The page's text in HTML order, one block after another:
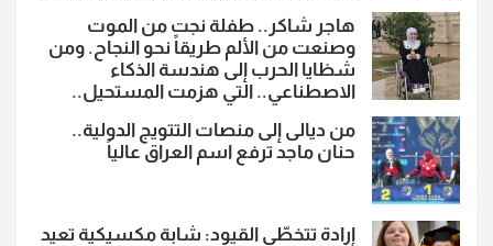
هاجر شاكر.. طفلة نجت من الموت
وصنعت من الألم طريقاً نحو النجاح. ومن
شظايا الحرب إلى هندسة الذكاء
الاصطناعي.. التي هزمت المستحيل..
من ديالى إلى منصات التتويج الدولية..
حنان ماجد ترفع اسم العراق عالياً
إرادة تتخطّى القيود: شابة مكسيكية تعيد